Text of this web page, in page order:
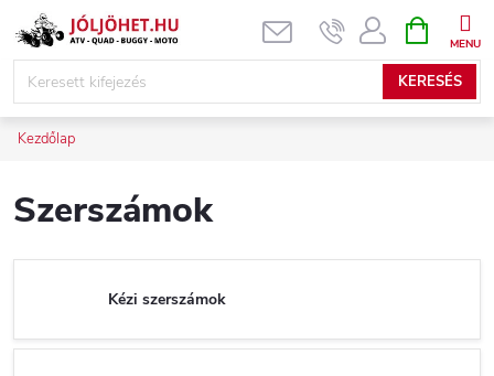
Ugrás
KERESÉS
KOSÁR
Kezdőlap
Szerszámok
Kézi szerszámok